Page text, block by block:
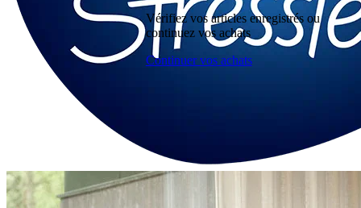
Vérifiez vos articles enregistrés ou
continuez vos achats
Continuer vos achats